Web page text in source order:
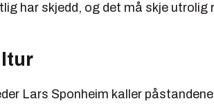
har skjedd, og det må skje utrolig
Lars Sponheim kaller